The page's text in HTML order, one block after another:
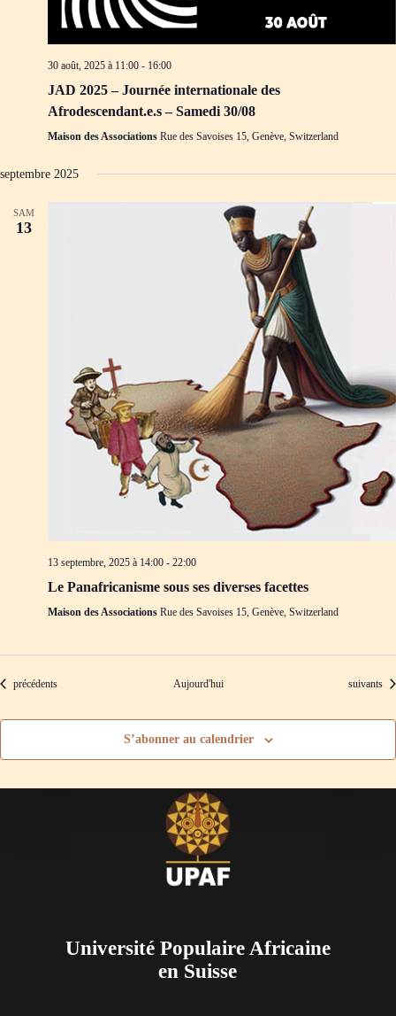
30 août, 2025 à 11:00 - 16:00
JAD 2025 – Journée internationale des
Afrodescendant.e.s – Samedi 30/08
Maison des Associations Rue des Savoises 15, Genève, Switzerland
septembre 2025
SAM
13
13 septembre, 2025 à 14:00 - 22:00
Le Panafricanisme sous ses diverses facettes
Maison des Associations Rue des Savoises 15, Genève, Switzerland
Évènements
précédents Aujourd'hui suivants
S’abonner au calendrier
Université Populaire Africaine
en Suisse